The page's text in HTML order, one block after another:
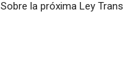
Sobre la próxima Ley Trans